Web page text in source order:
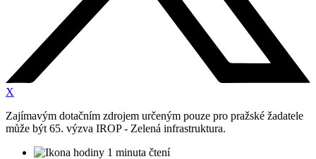
X
Zajímavým dotačním zdrojem určeným pouze pro pražské žadatele
může být 65. výzva IROP - Zelená infrastruktura.
1 minuta čtení